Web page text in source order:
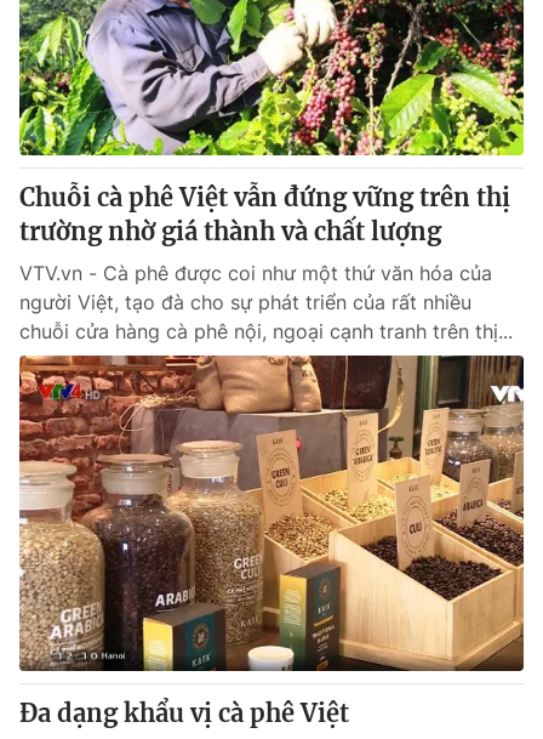
Chuỗi cà phê Việt vẫn đứng vững trên thị
trường nhờ giá thành và chất lượng
VTV.vn - Cà phê được coi như một thứ văn hóa của
người Việt, tạo đà cho sự phát triển của rất nhiều
chuỗi cửa hàng cà phê nội, ngoại cạnh tranh trên thị...
Đa dạng khẩu vị cà phê Việt